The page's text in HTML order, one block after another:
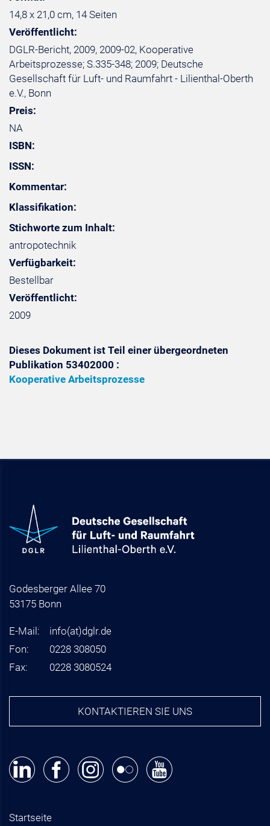
14,8 x 21,0 cm, 14 Seiten
Veröffentlicht:
DGLR-Bericht, 2009, 2009-02, Kooperative
Arbeitsprozesse; S.335-348; 2009; Deutsche
Gesellschaft für Luft- und Raumfahrt - Lilienthal-Oberth
e.V., Bonn
Preis:
NA
ISBN:
ISSN:
Kommentar:
Klassifikation:
Stichworte zum Inhalt:
antropotechnik
Verfügbarkeit:
Bestellbar
Veröffentlicht:
2009
Dieses Dokument ist Teil einer übergeordneten
Publikation 53402000 :
Kooperative Arbeitsprozesse
Godesberger Allee 70
53175 Bonn
E-Mail: info(at)dglr.de
Fon:
0228 308050
Fax:
0228 3080524
KONTAKTIEREN SIE UNS
Startseite